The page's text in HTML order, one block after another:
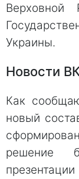
Верховной
Украины.
Новости
Как
новый
решение